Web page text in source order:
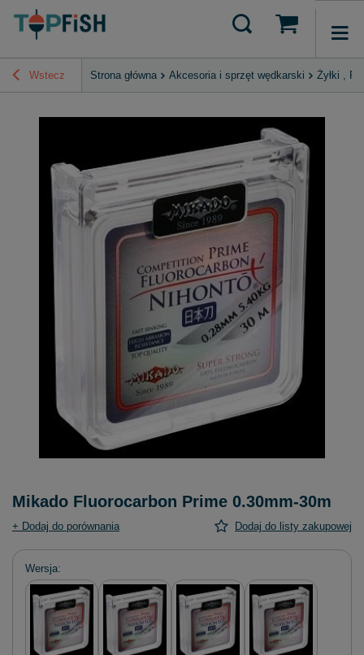
Wstecz Strona główna Akcesoria i sprzęt wędkarski Żyłki ,
Mikado Fluorocarbon Prime 0.30mm-30m
+ Dodaj do porównania Dodaj do listy zakupowej
Wersja